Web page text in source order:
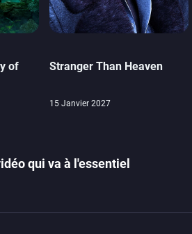
of
Stranger Than Heaven
15 Janvier 2027
qui va à l'essentiel